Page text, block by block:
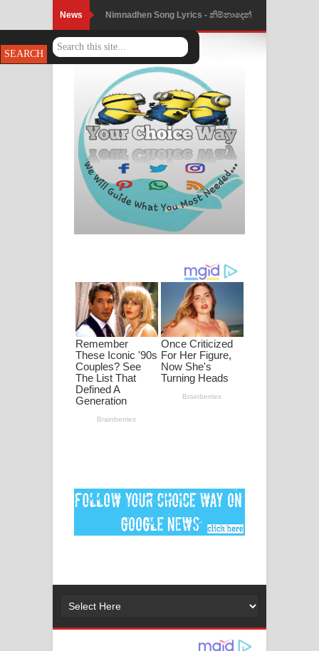
News Nimnadhen Song Lyrics - නිම්නාදෙන්
ගීතයේ පද පෙළ
Obamai Mage Adare Song Lyrics -
ඔබමයි මගේ ආදරේ ගීතයේ පද පෙළ
Pansal Gihin Song Lyrics - පන්සල් ගිහිං
ගීතයේ පද පෙළ
Ankeliya Song Lyrics - අංකෙළිය ගීතයේ
පද පෙළ
ගීතයේ පද පෙළ
MANAMALA KATHA Song Lyrics -
මනමාල කතා ගීතයේ පද පෙළ
Dai Dai Lyrics - Shakira, Burna Boy |
2026 football world cup song lyrics
Gemak Deela Song Lyrics - ගේමක් දීලා
ගීතයේ පද පෙළ
නිවුනා නුඹ හින්දා ගීතයේ පද පෙළ
දුන් ආදරේ ගීතයේ පද පෙළ